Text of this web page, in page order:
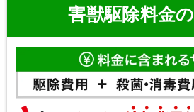
害獣駆除料金の